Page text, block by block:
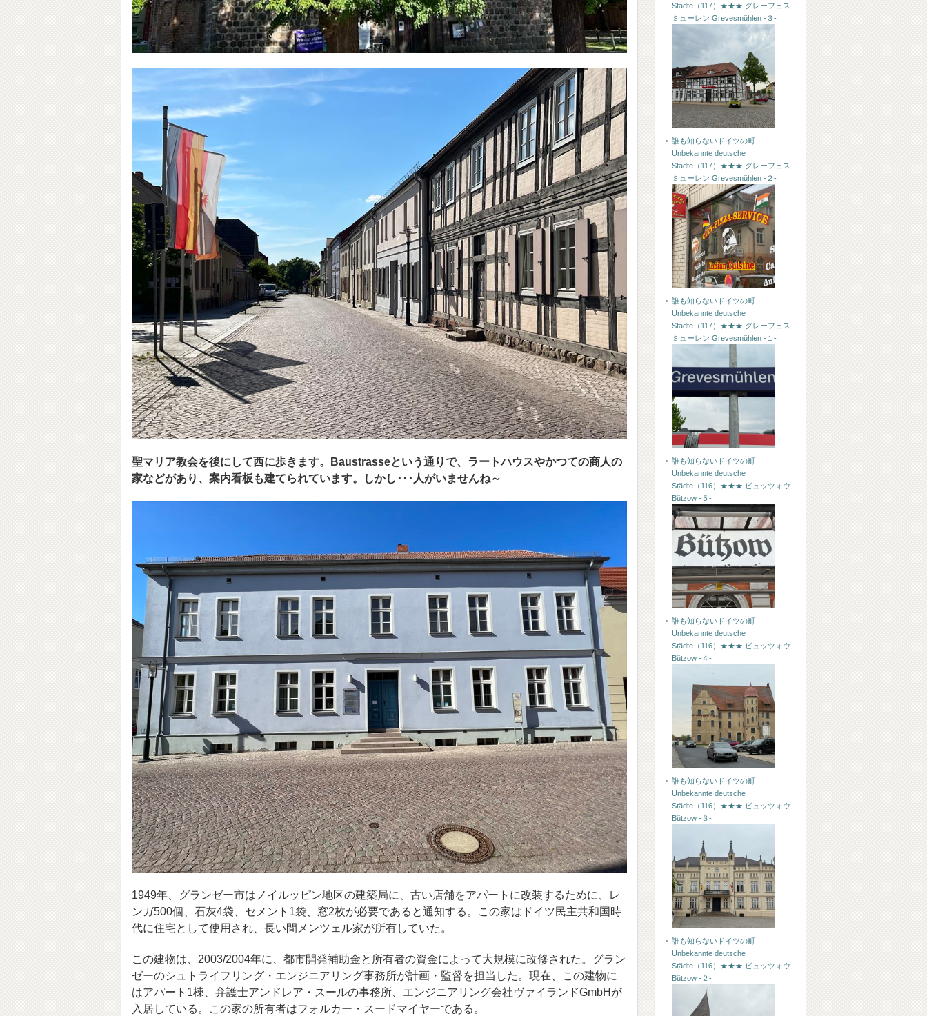
聖マリア教会を後にして西に歩きます。Baustrasseという通りで、ラートハウスやかつての商人の
家などがあり、案内看板も建てられています。しかし･･･人がいませんね～
1949年、グランゼー市はノイルッピン地区の建築局に、古い店舗をアパートに改装するために、レ
ンガ500個、石灰4袋、セメント1袋、窓2枚が必要であると通知する。この家はドイツ民主共和国時
代に住宅として使用され、長い間メンツェル家が所有していた。
この建物は、2003/2004年に、都市開発補助金と所有者の資金によって大規模に改修された。グラン
ゼーのシュトライフリング・エンジニアリング事務所が計画・監督を担当した。現在、この建物に
はアパート1棟、弁護士アンドレア・スールの事務所、エンジニアリング会社ヴァイランドGmbHが
入居している。この家の所有者はフォルカー・スードマイヤーである。
Städte（117）★★★ グレーフェス
ミューレン Grevesmühlen -３-
誰も知らないドイツの町
Unbekannte deutsche
Städte（117）★★★ グレーフェス
ミューレン Grevesmühlen -２-
誰も知らないドイツの町
Unbekannte deutsche
Städte（117）★★★ グレーフェス
ミューレン Grevesmühlen -１-
誰も知らないドイツの町
Unbekannte deutsche
Städte（116）★★★ ビュッツォウ
Bützow -５-
誰も知らないドイツの町
Unbekannte deutsche
Städte（116）★★★ ビュッツォウ
Bützow -４-
誰も知らないドイツの町
Unbekannte deutsche
Städte（116）★★★ ビュッツォウ
Bützow -３-
誰も知らないドイツの町
Unbekannte deutsche
Städte（116）★★★ ビュッツォウ
Bützow -２-